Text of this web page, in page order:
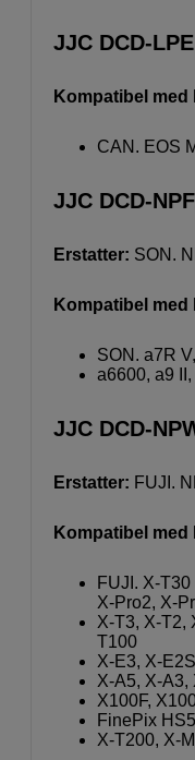
JJC DCD-
Kompatibel med
CAN. EOS
JJC DCD-
Erstatter: SON.
Kompatibel med
SON. a7R
a6600, a9
JJC DCD-
Erstatter: FUJI.
Kompatibel med
FUJI. X-
X-Pro2, X-
X-T3, X-T2,
T100
X-E3, X-
X-A5, X-A3,
X100F,
FinePix
X-T200, X-